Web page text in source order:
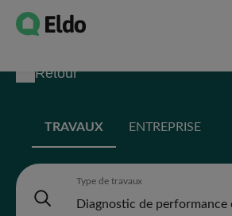
Retour
TRAVAUX ENTREPRISE
Type de travaux